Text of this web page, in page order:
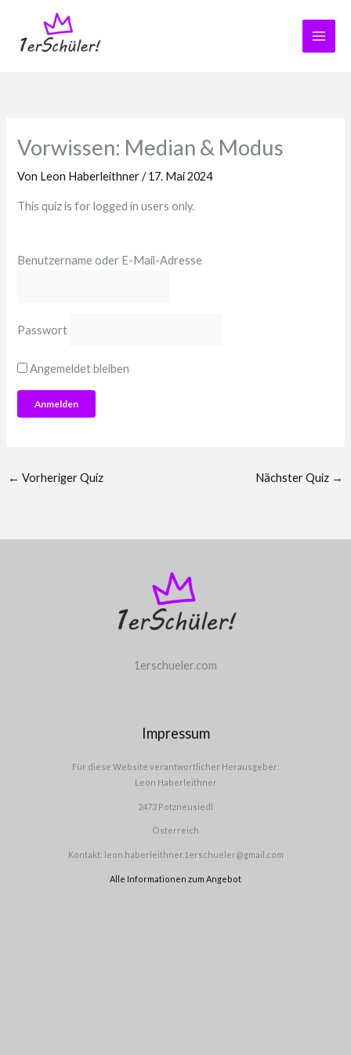
springen
Vorwissen: Median & Modus
Von Leon Haberleithner/17. Mai 2024
This quiz is for logged in users only.
Benutzername oder E-Mail-Adresse
Passwort
Angemeldet bleiben
← Vorheriger Quiz Nächster Quiz →
1erschueler.com
Impressum
Für diese Website verantwortlicher Herausgeber:
Leon Haberleithner
2473 Potzneusiedl
Österreich
Kontakt: leon.haberleithner.1erschueler@gmail.com
Alle Informationen zum Angebot